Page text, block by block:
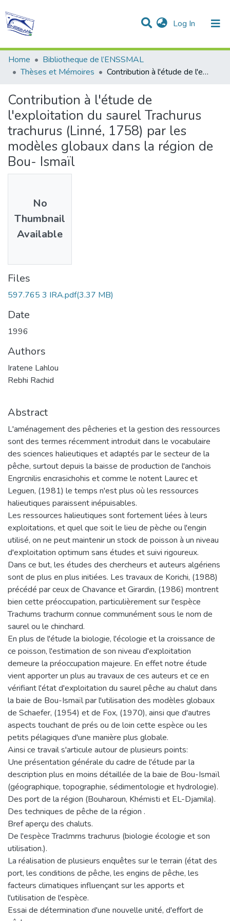
Log In (current)
Communities & Collections
Statistics
All of DSpace
Home
Bibliotheque de l’ENSSMAL
Thèses et Mémoires
Contribution à l'étude de l'exploitation du saurel Trachurus trachurus (Linné, 1758) par les modèles globaux dans la région de Bou- Ismaïl
Contribution à l'étude de
l'exploitation du saurel Trachurus
trachurus (Linné, 1758) par les
modèles globaux dans la région de
Bou- Ismaïl
No
Thumbnail
Available
Files
597.765 3 IRA.pdf(3.37 MB)
Date
1996
Authors
Iratene Lahlou
Rebhi Rachid
Abstract
L'aménagement des pêcheries et la gestion des ressources
sont des termes récemment introduit dans le vocabulaire
des sciences halieutiques et adaptés par le secteur de la
pêche, surtout depuis la baisse de production de l'anchois
Engrcnilis encrasichohis et comme le notent Laurec et
Leguen, (1981) le temps n'est plus où les ressources
halieutiques paraissent inépuisables.
Les ressources halieutiques sont fortement liées à leurs
exploitations, et quel que soit le lieu de pèche ou l'engin
utilisé, on ne peut maintenir un stock de poisson à un niveau
d'exploitation optimum sans études et suivi rigoureux.
Dans ce but, les études des chercheurs et auteurs algériens
sont de plus en plus initiées. Les travaux de Korichi, (1988)
précédé par ceux de Chavance et Girardin, (1986) montrent
bien cette préoccupation, particulièrement sur l'espèce
Trachums trachurm connue communément sous le nom de
saurel ou le chinchard.
En plus de l'étude la biologie, l'écologie et la croissance de
ce poisson, l'estimation de son niveau d'exploitation
demeure la préoccupation majeure. En effet notre étude
vient apporter un plus au travaux de ces auteurs et ce en
vérifiant l'état d'exploitation du saurel pêche au chalut dans
la baie de Bou-Ismaïl par l'utilisation des modèles globaux
de Schaefer, (1954) et de Fox, (1970), ainsi que d'autres
aspects touchant de prés ou de loin cette espèce ou les
petits pélagiques d'une manière plus globale.
Ainsi ce travail s'articule autour de plusieurs points:
Une présentation générale du cadre de l'étude par la
description plus en moins détaillée de la baie de Bou-Ismaïl
(géographique, topographie, sédimentologie et hydrologie).
Des port de la région (Bouharoun, Khémisti et EL-Djamila).
Des techniques de pêche de la région .
Bref aperçu des chaluts.
De l'espèce Traclmrns trachurus (biologie écologie et son
utilisation.).
La réalisation de plusieurs enquêtes sur le terrain (état des
port, les conditions de pêche, les engins de pêche, les
facteurs climatiques influençant sur les apports et
l'utilisation de l'espèce.
Essai de détermination d'une nouvelle unité, d'effort de